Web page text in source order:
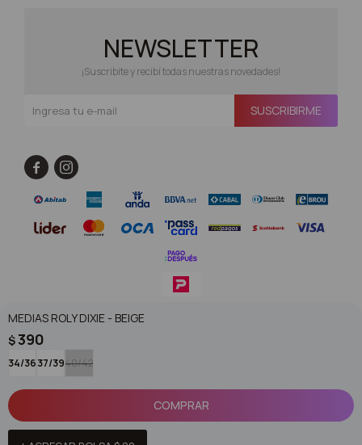
MEDIAS ROLY DIXIE - BEIGE
$390
34/3637/3940/42
COMPRAR
NEWSLETTER
¡Suscribite y recibí todas nuestras novedades!
SUSCRIBIRME
 